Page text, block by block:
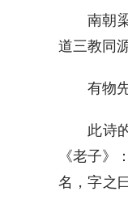
南朝
道三教同
有物
此诗
《老子》
名，字之